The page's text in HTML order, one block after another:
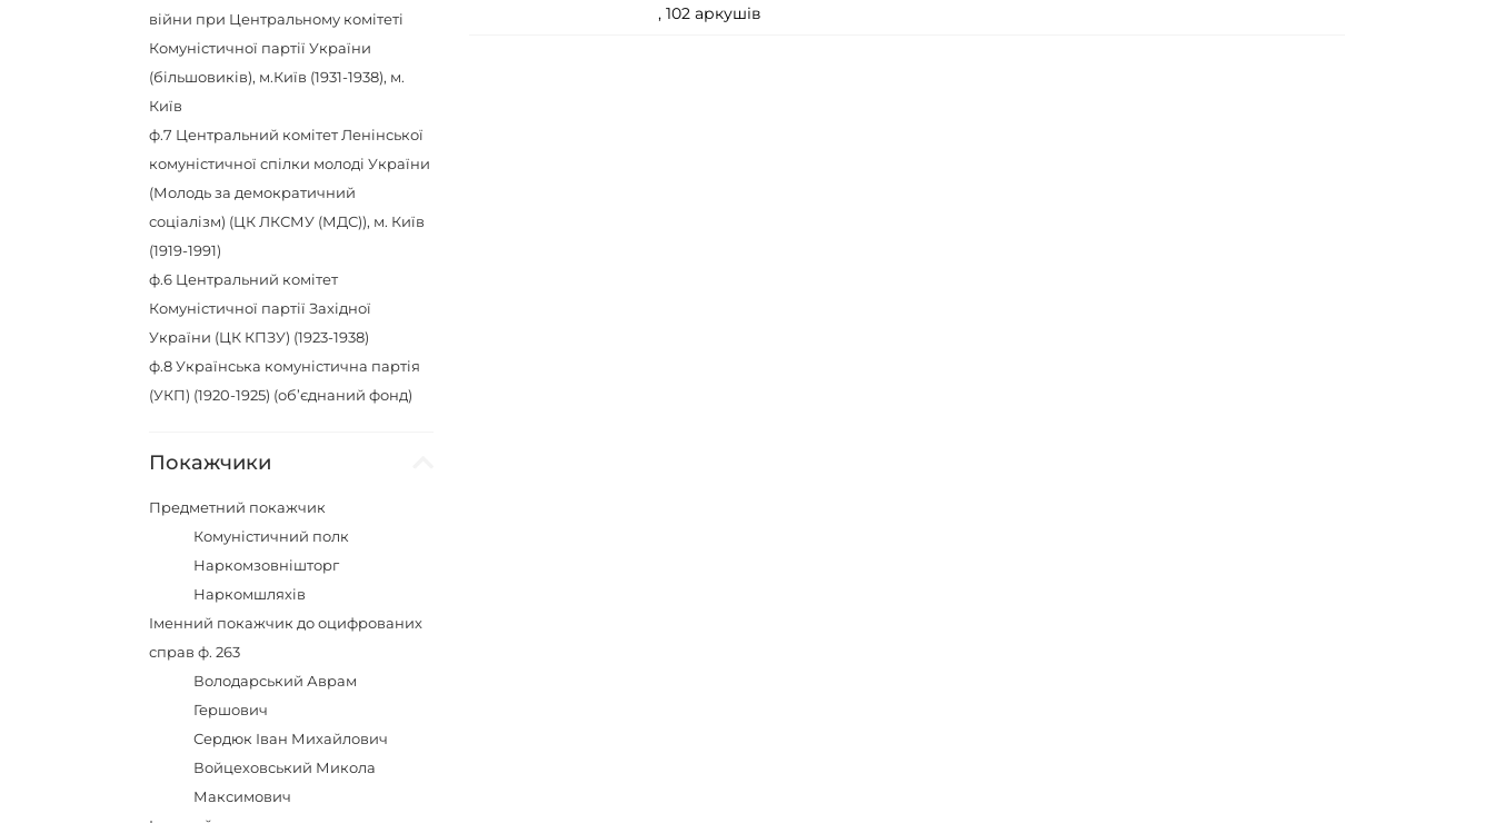
війни при Центральному комітеті
Комуністичної партії України
(більшовиків), м.Київ (1931-1938), м.
Київ
ф.7 Центральний комітет Ленінської
комуністичної спілки молоді України
(Молодь за демократичний
соціалізм) (ЦК ЛКСМУ (МДС)), м. Київ
(1919-1991)
ф.6 Центральний комітет
Комуністичної партії Західної
України (ЦК КПЗУ) (1923-1938)
ф.8Українська комуністична партія
(УКП) (1920-1925) (об’єднаний фонд)
Покажчики
Предметний покажчик
Комуністичний полк
Наркомзовнішторг
Наркомшляхів
Іменний покажчик до оцифрованих
справ ф. 263
Володарський Аврам
Гершович
Сердюк Іван Михайлович
Войцеховський Микола
Максимович
, 102 аркушів